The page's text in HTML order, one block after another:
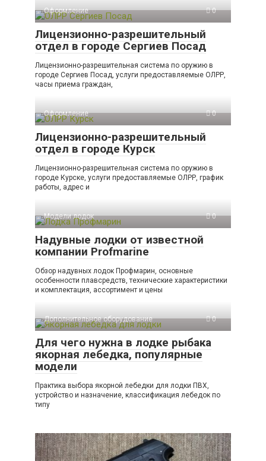
Оформление 0
Лицензионно-разрешительный
отдел в городе Сергиев Посад
Лицензионно-разрешительная система по оружию в
городе Сергиев Посад, услуги предоставляемые ОЛРР,
часы приема граждан,
Оформление 0
Лицензионно-разрешительный
отдел в городе Курск
Лицензионно-разрешительная система по оружию в
городе Курске, услуги предоставляемые ОЛРР, график
работы, адрес и
Модели лодок 0
Надувные лодки от известной
компании Profmarine
Обзор надувных лодок Профмарин, основные
особенности плавсредств, технические характеристики
и комплектация, ассортимент и цены
Дополнительное оборудование 0
Для чего нужна в лодке рыбака
якорная лебедка, популярные
модели
Практика выбора якорной лебедки для лодки ПВХ,
устройство и назначение, классификация лебедок по
типу